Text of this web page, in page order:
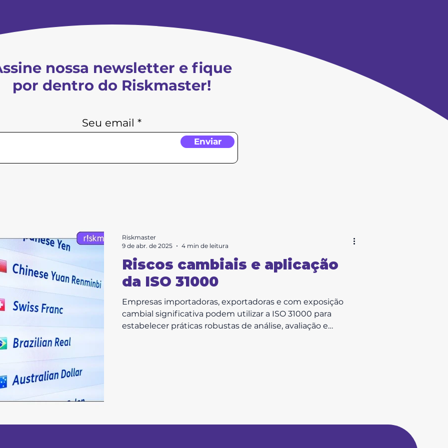
inflação, ajustes agressivos nas taxas de juros […]
nossa newsletter e fique
por dentro do Riskmaster!
Seu email
Enviar
Riscos cambiais e aplicação
da ISO 31000
Empresas importadoras, exportadoras e com exposição
cambial significativa podem utilizar a ISO 31000 para
estabelecer práticas robustas de análise, avaliação e
Riskmaster
9 de abr. de 2025
4 min de leitura